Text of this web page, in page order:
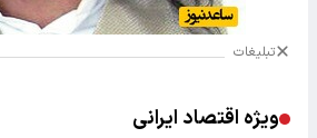
تبلیغات
ویژه اقتصاد ایرانی